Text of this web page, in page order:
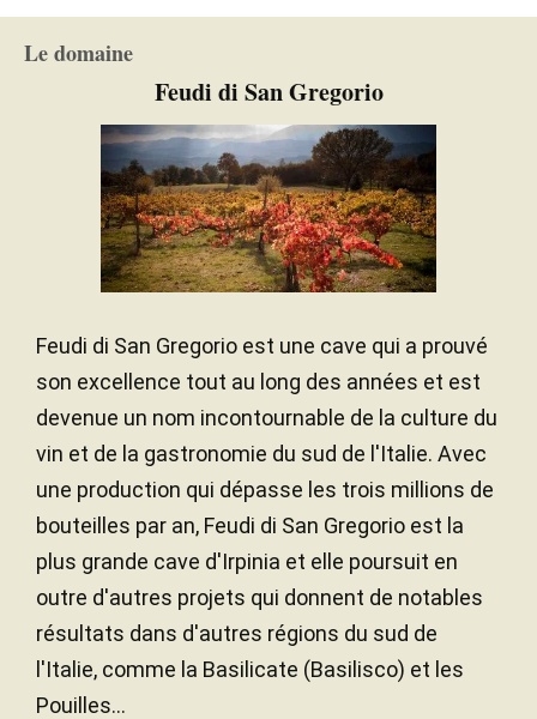
Le domaine
Feudi di San Gregorio
Feudi di San Gregorio est une cave qui a prouvé
son excellence tout au long des années et est
devenue un nom incontournable de la culture du
vin et de la gastronomie du sud de l'Italie. Avec
une production qui dépasse les trois millions de
bouteilles par an, Feudi di San Gregorio est la
plus grande cave d'Irpinia et elle poursuit en
outre d'autres projets qui donnent de notables
résultats dans d'autres régions du sud de
l'Italie, comme la Basilicate (Basilisco) et les
Pouilles...